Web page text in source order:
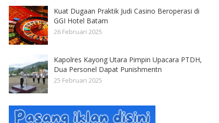
Kuat Dugaan Praktik Judi Casino Beroperasi di
GGI Hotel Batam
26 Februari 2025
Kapolres Kayong Utara Pimpin Upacara PTDH,
Dua Personel Dapat Punishmentn
25 Februari 2025